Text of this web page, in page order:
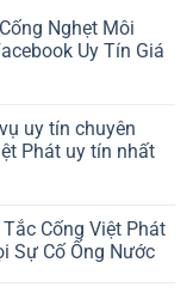
Nghẹt Môi
Uy Tín Giá
uy tín chuyên
Phát uy tín nhất
Cống Việt Phát
Sự Cố Ống Nước